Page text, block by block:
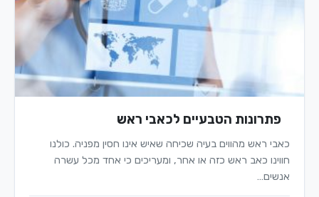
פתרונות הטבעיים לכאבי ראש
כאבי ראש מהווים בעיה שכיחה שאיש אינו חסין מפניה. כולנו
חווינו כאב ראש כזה או אחר, ומעריכים כי אחד מכל עשרה
אנשים…